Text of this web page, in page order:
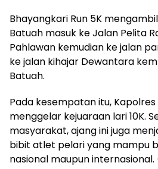
Bhayangkari Run 5K
Batuah masuk ke Jalan Pelita
Pahlawan kemudian ke jalan
ke jalan kihajar Dewantara
Batuah.
Pada kesempatan itu,
menggelar kejuaraan lari 10K.
masyarakat, ajang ini juga
bibit atlet pelari yang mampu
nasional maupun internasional.